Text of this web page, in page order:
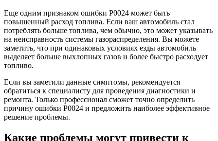
Еще одним признаком ошибки Р0024 может быть
повышенный расход топлива. Если ваш автомобиль стал
потреблять больше топлива, чем обычно, это может указывать
на неисправность системы газораспределения. Вы можете
заметить, что при одинаковых условиях езды автомобиль
выделяет больше выхлопных газов и более быстро расходует
топливо.
Если вы заметили данные симптомы, рекомендуется
обратиться к специалисту для проведения диагностики и
ремонта. Только профессионал сможет точно определить
причину ошибки Р0024 и предложить наиболее эффективное
решение проблемы.
Какие проблемы могут привести к